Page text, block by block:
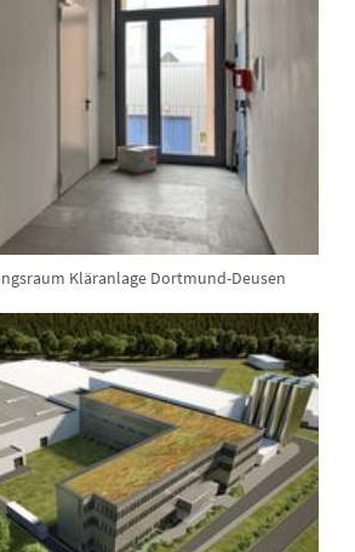
Kläranlage Dortmund-Deusen